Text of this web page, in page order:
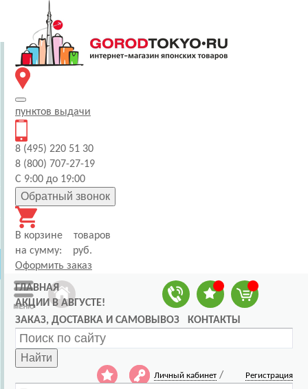
пунктов выдачи
8 (495) 220 51 30
8 (800) 707-27-19
С 9:00 до 19:00
Обратный звонок
В корзине
товаров
на сумму:
руб.
Оформить заказ
ГЛАВНАЯ
АКЦИИ В АВГУСТЕ!
ЗАКАЗ, ДОСТАВКА И САМОВЫВОЗ
КОНТАКТЫ
Найти
Личный кабинет / Регистрация